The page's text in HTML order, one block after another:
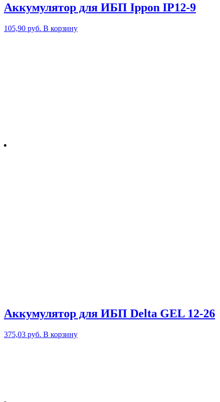
Аккумулятор для ИБП Ippon IP12-9
105,90 руб. В корзину
Аккумулятор для ИБП Delta GEL 12-26
375,03 руб. В корзину